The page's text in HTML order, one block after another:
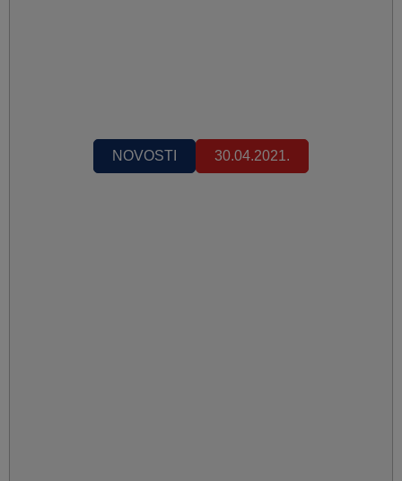
NOVOSTI 30.04.2021.